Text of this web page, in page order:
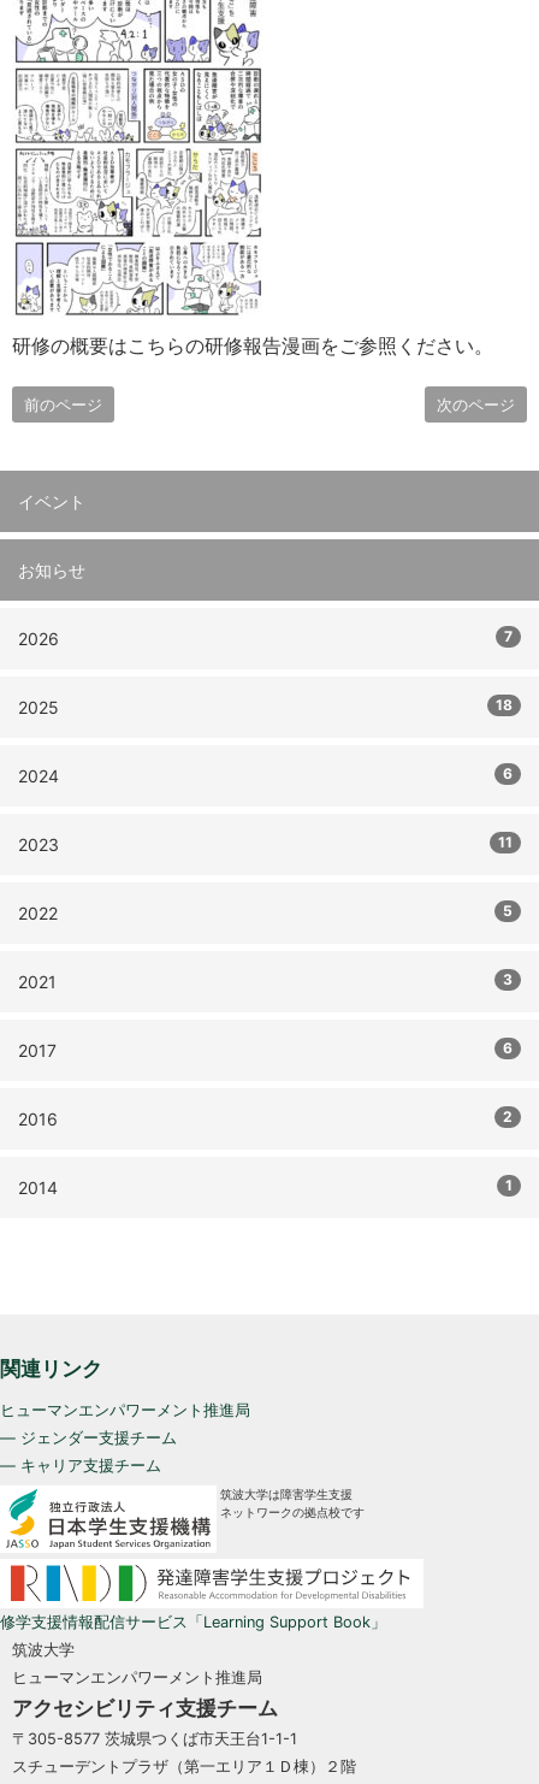
研修の概要はこちらの研修報告漫画をご参照ください。
前のページ 次のページ
イベント
お知らせ
2026 7
2025 18
2024 6
2023 11
2022 5
2021 3
2017 6
2016 2
2014 1
関連リンク
ヒューマンエンパワーメント推進局
— ジェンダー支援チーム
— キャリア支援チーム
筑波大学は障害学生支援
ネットワークの拠点校です
修学支援情報配信サービス「Learning Support Book」
筑波大学
ヒューマンエンパワーメント推進局
アクセシビリティ支援チーム
〒305-8577 茨城県つくば市天王台1-1-1
スチューデントプラザ（第一エリア１Ｄ棟）２階